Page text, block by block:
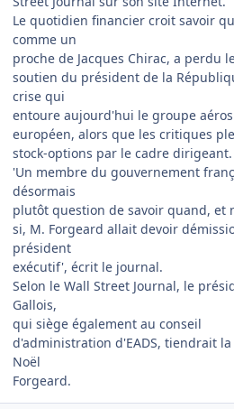
Le quotidien financier croit savoir
comme un
proche de Jacques Chirac, a perdu
soutien du président de la
crise qui
entoure aujourd'hui le groupe
européen, alors que les critiques
stock-options par le cadre dirigeant.
'Un membre du gouvernement
désormais
plutôt question de savoir quand, et
si, M. Forgeard allait devoir
président
exécutif', écrit le journal.
Selon le Wall Street Journal, le
Gallois,
qui siège également au conseil
d'administration d'EADS, tiendrait
Noël
Forgeard.